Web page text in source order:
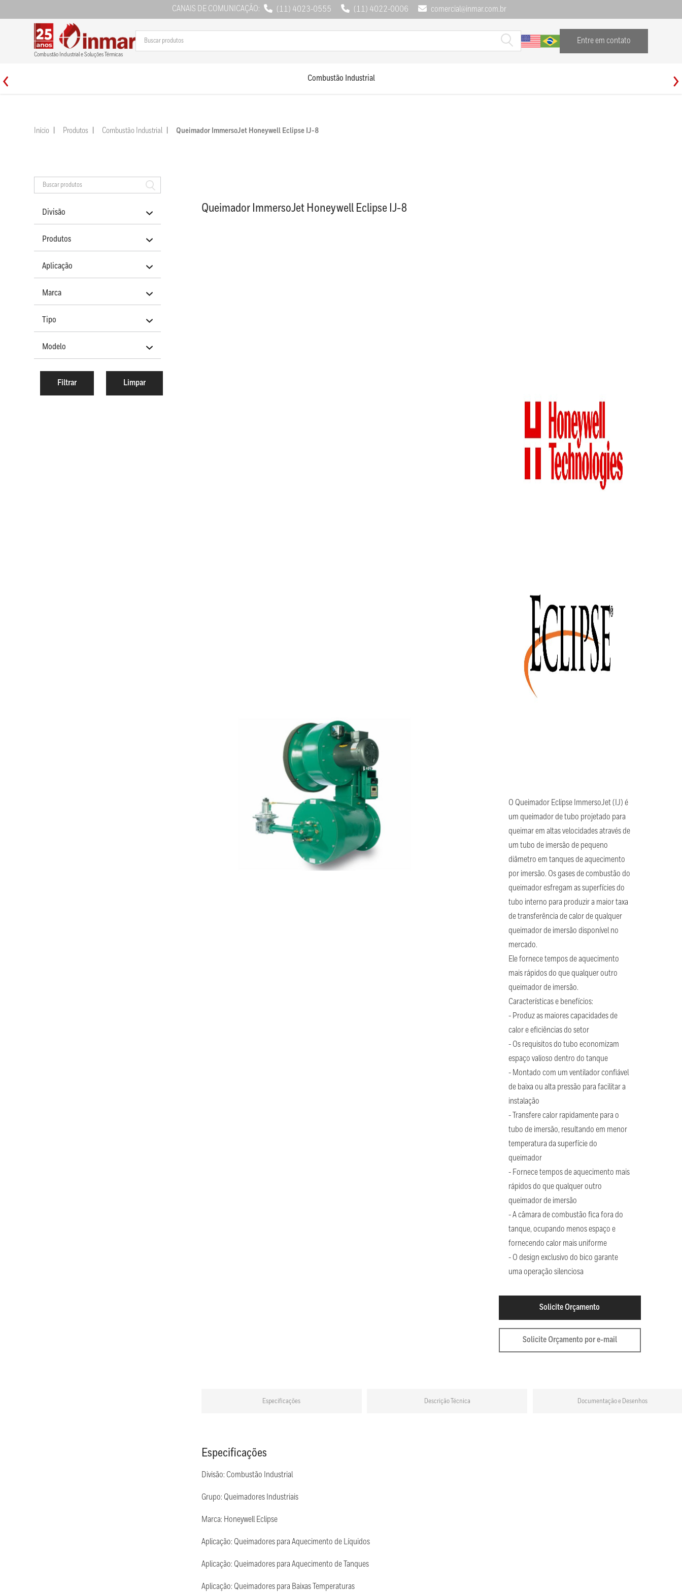
CANAIS DE COMUNICAÇÃO: (11) 4023-0555 (11) 4022-0006 comercial@inmar.com.br
Combustão Industrial e Soluções Térmicas
Entre em contato
Combustão Industrial
Início Produtos Combustão Industrial Queimador ImmersoJet Honeywell Eclipse IJ-8
Divisão
Produtos
Aplicação
Marca
Tipo
Modelo
Queimador ImmersoJet Honeywell Eclipse IJ-8
O Queimador Eclipse ImmersoJet (IJ) é
um queimador de tubo projetado para
queimar em altas velocidades através de
um tubo de imersão de pequeno
diâmetro em tanques de aquecimento
por imersão. Os gases de combustão do
queimador esfregam as superfícies do
tubo interno para produzir a maior taxa
de transferência de calor de qualquer
queimador de imersão disponível no
mercado.
Ele fornece tempos de aquecimento
mais rápidos do que qualquer outro
queimador de imersão.
Características e benefícios:
- Produz as maiores capacidades de
calor e eficiências do setor
- Os requisitos do tubo economizam
espaço valioso dentro do tanque
- Montado com um ventilador confiável
de baixa ou alta pressão para facilitar a
instalação
- Transfere calor rapidamente para o
tubo de imersão, resultando em menor
temperatura da superfície do
queimador
- Fornece tempos de aquecimento mais
rápidos do que qualquer outro
queimador de imersão
- A câmara de combustão fica fora do
tanque, ocupando menos espaço e
fornecendo calor mais uniforme
- O design exclusivo do bico garante
uma operação silenciosa
Solicite Orçamento
Solicite Orçamento por e-mail
Especificações Descrição Técnica Documentação e Desenhos
Especificações
Divisão: Combustão Industrial
Grupo: Queimadores Industriais
Marca: Honeywell Eclipse
Aplicação: Queimadores para Aquecimento de Líquidos
Aplicação: Queimadores para Aquecimento de Tanques
Aplicação: Queimadores para Baixas Temperaturas